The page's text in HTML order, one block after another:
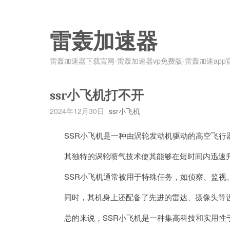
雷轰加速器
雷轰加速器下载官网-雷轰加速器vp免费版-雷轰加速app
ssr小飞机打不开
2024年12月30日 ssr小飞机
SSR小飞机是一种由涡轮发动机驱动的高空飞行
其独特的涡轮喷气技术使其能够在短时间内迅速
SSR小飞机通常被用于特殊任务，如侦察、监视
同时，其机身上还配备了先进的雷达、摄像头等
总的来说，SSR小飞机是一种集高科技和实用性